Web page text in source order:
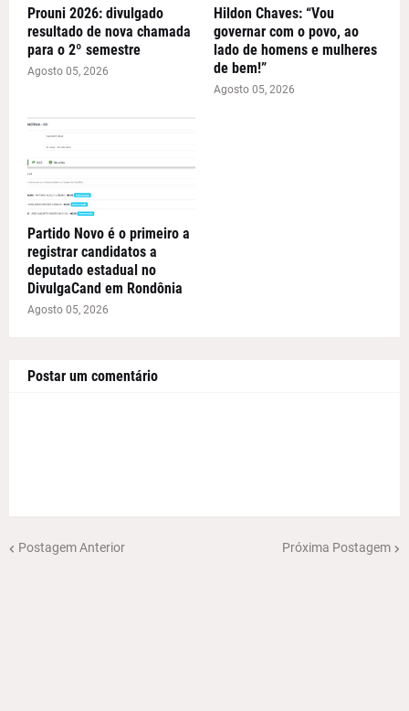
Prouni 2026: divulgado
resultado de nova chamada
para o 2º semestre
Agosto 05, 2026
Hildon Chaves: “Vou
governar com o povo, ao
lado de homens e mulheres
de bem!”
Agosto 05, 2026
Partido Novo é o primeiro a
registrar candidatos a
deputado estadual no
DivulgaCand em Rondônia
Agosto 05, 2026
Postar um comentário
Postagem Anterior Próxima Postagem